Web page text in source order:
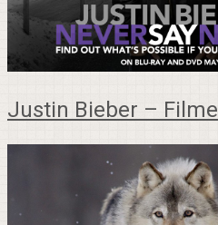
Justin Bieber – Filme